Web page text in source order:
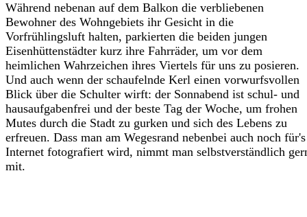
Während nebenan auf dem Balkon die verbliebenen
Bewohner des Wohngebiets ihr Gesicht in die
Vorfrühlingsluft halten, parkierten die beiden jungen
Eisenhüttenstädter kurz ihre Fahrräder, um vor dem
heimlichen Wahrzeichen ihres Viertels für uns zu posieren.
Und auch wenn der schaufelnde Kerl einen vorwurfsvollen
Blick über die Schulter wirft: der Sonnabend ist schul- und
hausaufgabenfrei und der beste Tag der Woche, um frohen
Mutes durch die Stadt zu gurken und sich des Lebens zu
erfreuen. Dass man am Wegesrand nebenbei auch noch für's
Internet fotografiert wird, nimmt man selbstverständlich
mit.